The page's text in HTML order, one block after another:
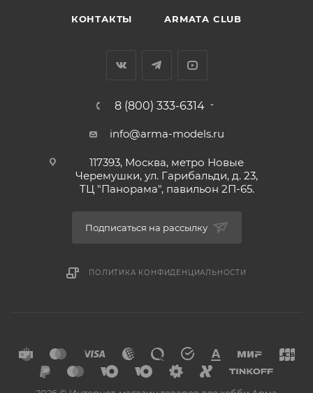
КОНТАКТЫ ARMATA CLUB
8 (800) 333-6314
info@arma-models.ru
117393, Москва, метро Новые
Черемушки, ул. Гарибальди, д. 23,
ТЦ "Панорама", павильон 2П-65.
Подписаться на рассылку
ПОЛИТИКА КОНФИДЕНЦИАЛЬНОСТИ